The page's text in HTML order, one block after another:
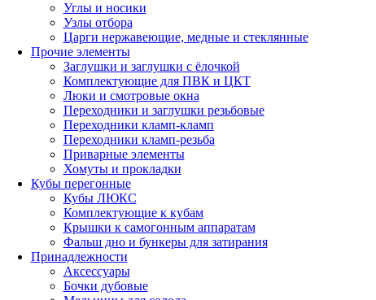
Углы и носики
Узлы отбора
Царги нержавеющие, медные и стеклянные
Прочие элементы
Заглушки и заглушки с ёлочкой
Комплектующие для ПВК и ЦКТ
Люки и смотровые окна
Переходники и заглушки резьбовые
Переходники кламп-кламп
Переходники кламп-резьба
Приварные элементы
Хомуты и прокладки
Кубы перегонные
Кубы ЛЮКС
Комплектующие к кубам
Крышки к самогонным аппаратам
Фальш дно и бункеры для затирания
Принадлежности
Аксессуары
Бочки дубовые